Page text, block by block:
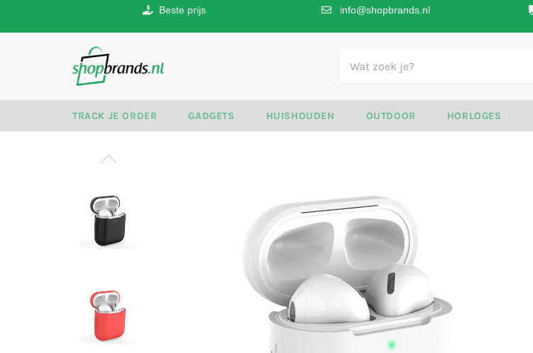
Beste prijs info@shopbrands.nl
TRACK JE ORDER GADGETS HUISHOUDEN OUTDOOR HORLOGES